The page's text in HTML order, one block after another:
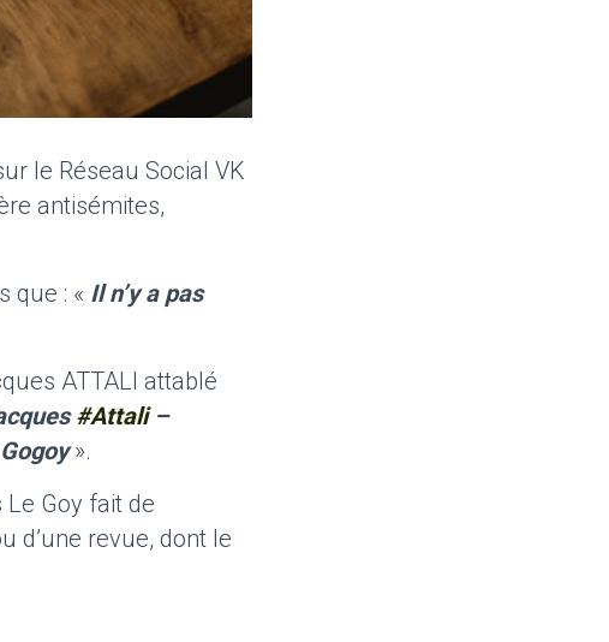
le Réseau Social VK
antisémites,
que : « Il n’y a pas
ATTALI attablé
#Attali–
Gogoy».
Goy fait de
d’une revue, dont le